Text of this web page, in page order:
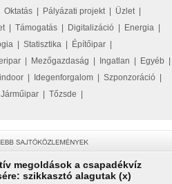
Oktatás Pályázati projekt| Üzlet|
| Támogatás Digitalizáció Energia
Statisztika Építőipar
Mezőgazdaság Ingatlan Egyéb
Idegenforgalom Szponzoráció
Járműipar Tőzsde
megoldások a csapadékvíz
szikkasztó alagutak (x)